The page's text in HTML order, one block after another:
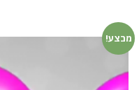
מבצע!